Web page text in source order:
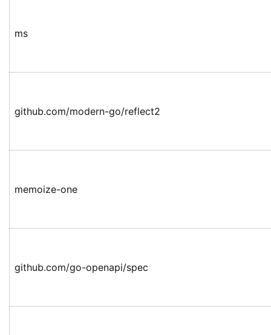
ms
github.com/modern-go/reflect2
memoize-one
github.com/go-openapi/spec